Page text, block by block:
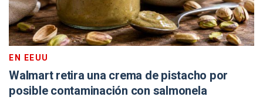
EN EEUU
Walmart retira una crema de pistacho por
posible contaminación con salmonela